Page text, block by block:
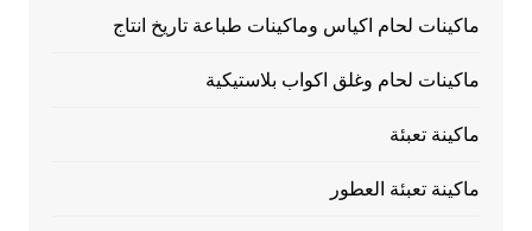
ماكينات لحام اكياس وماكينات طباعة تاريخ انتاج
ماكينات لحام وغلق اكواب بلاستيكية
ماكينة تعبئة
ماكينة تعبئة العطور